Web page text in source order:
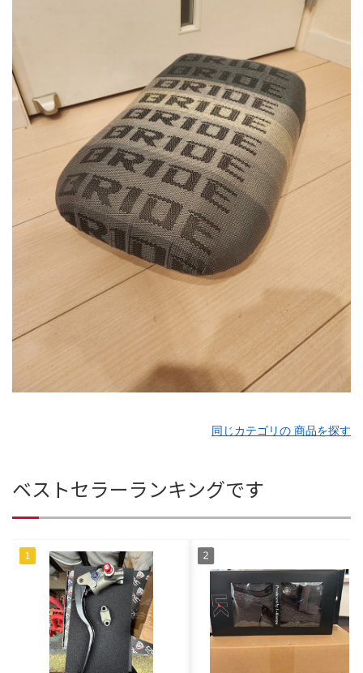
同じカテゴリの 商品を探す
ベストセラーランキングです